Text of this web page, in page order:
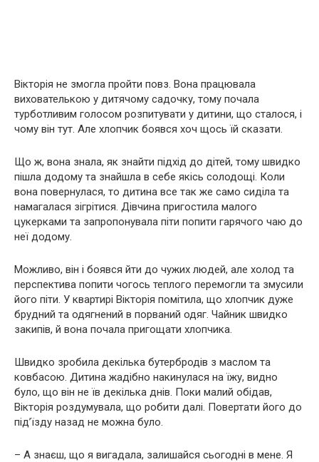
Вікторія не змогла пройти повз. Вона працювала
вихователькою у дитячому садочку, тому почала
турботливим голосом розпитувати у дитини, що сталося, і
чому він тут. Але хлопчик боявся хоч щось їй сказати.
Що ж, вона знала, як знайти підхід до дітей, тому швидко
пішла додому та знайшла в себе якісь солодощі. Коли
вона повернулася, то дитина все так же само сиділа та
намагалася зігрітися. Дівчина пригостила малого
цукерками та запропонувала піти попити гарячого чаю до
неї додому.
Можливо, він і боявся йти до чужих людей, але холод та
перспектива попити чогось теплого перемогли та змусили
його піти. У квартирі Вікторія помітила, що хлопчик дуже
брудний та одягнений в порваний одяг. Чайник швидко
закипів, й вона почала пригощати хлопчика.
Швидко зробила декілька бутербродів з маслом та
ковбасою. Дитина жадібно накинулася на їжу, видно
було, що він не їв декілька днів. Поки малий обідав,
Вікторія роздумувала, що робити далі. Повертати його до
під’їзду назад не можна було.
– А знаєш, що я вигадала, залишайся сьогодні в мене. Я